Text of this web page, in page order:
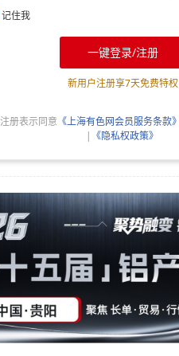
记住我
一键登录/注册
新用户注册享7天免费特权
注册表示同意 《上海有色网会员服务条款》
| 《隐私权政策》